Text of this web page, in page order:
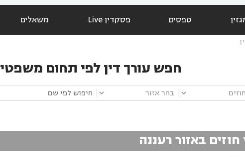
טפסים פסקדין Live משאלים
חפש עורך דין לפי תחום משפטי
חוזים באזור רעננה